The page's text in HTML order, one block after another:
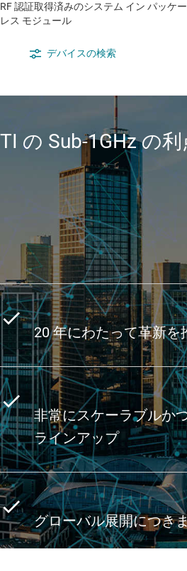
RF 認証取得済みのシステム イン パッケ
レス モジュール
デバイスの検索
TI の Sub-1GHz の利
20 年にわたって革新を
非常にスケーラブルか
ラインアップ
グローバル展開につき